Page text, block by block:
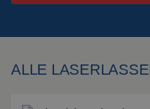
ophangingen
ALLE